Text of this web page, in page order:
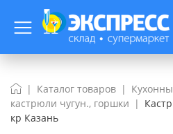
Каталог товаров
кастрюли чугун., горшки
кр Казань